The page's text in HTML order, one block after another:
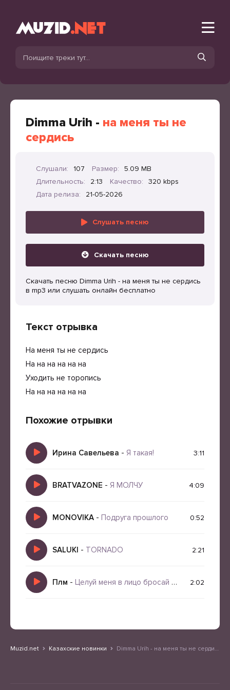
Dimma Urih - на меня ты не
сердись
Слушали: 107 Размер:
5.09 MB
Длительность:
2:13 Качество:
320 kbps
Дата релиза:
21-05-2026
Слушать песню
Скачать песню
Скачать песню Dimma Urih - на меня ты не сердись
в mp3 или слушать онлайн бесплатно
Текст отрывка
На меня ты не сердись
На на на на на на
Уходить не торопись
На на на на на на
Похожие отрывки
Ирина Савельева - Я такая! 3:11
BRATVAZONE - Я МОЛЧУ 4:09
MONOVIKA - Подруга прошлого 0:52
SALUKI - TORNADO 2:21
Плм - Целуй меня в лицо бросай меня на зло 2:02
Muzid.net Казахские новинки Dimma Urih - на меня ты не сердись